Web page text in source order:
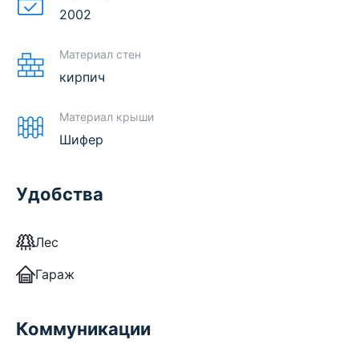
2002
Материал стен
кирпич
Материал крыши
Шифер
Удобства
Лес
Гараж
Коммуникации